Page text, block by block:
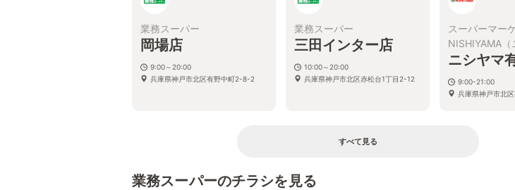
業務スーパー
岡場店
9:00～20:00
兵庫県神戸市北区有野中町2-8-2
業務スーパー
三田インター店
10:00～20:00
兵庫県神戸市北区赤松台1丁目2-12
スーパーマー
NISHIYAMA（
ニシヤマ
9:00-21:00
兵庫県神戸市北
すべて見る
業務スーパーのチラシを見る